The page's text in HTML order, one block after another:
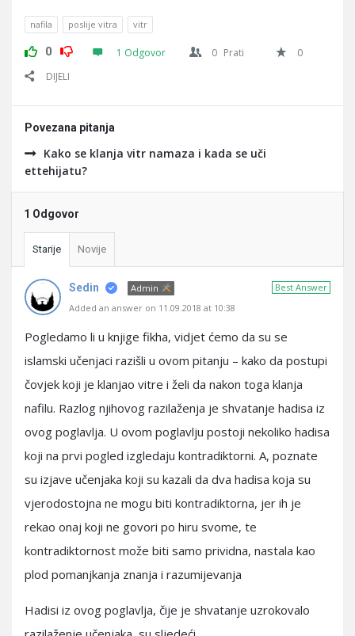
nafila poslije vitra vitr
0 1 Odgovor 0 Prati
0
DIJELI
Povezana pitanja
Kako se klanja vitr namaza i kada se uči
ettehijatu?
1 Odgovor
Starije Novije
Best Answer
Sedin
Admin
Added an answer on 11.09.2018 at 10:38
Pogledamo li u knjige fikha, vidjet ćemo da su se
islamski učenjaci razišli u ovom pitanju – kako da postupi
čovjek koji je klanjao vitre i želi da nakon toga klanja
nafilu. Razlog njihovog razilaženja je shvatanje hadisa iz
ovog poglavlja. U ovom poglavlju postoji nekoliko hadisa
koji na prvi pogled izgledaju kontradiktorni. A, poznate
su izjave učenjaka koji su kazali da dva hadisa koja su
vjerodostojna ne mogu biti kontradiktorna, jer ih je
rekao onaj koji ne govori po hiru svome, te
kontradiktornost može biti samo prividna, nastala kao
plod pomanjkanja znanja i razumijevanja
Hadisi iz ovog poglavlja, čije je shvatanje uzrokovalo